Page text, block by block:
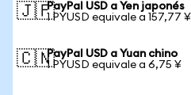
🇯🇵PayPal USD a Yen japonés
1 PYUSD equivale a 157,77 ¥
🇨🇳PayPal USD a Yuan chino
1 PYUSD equivale a 6,75 ¥